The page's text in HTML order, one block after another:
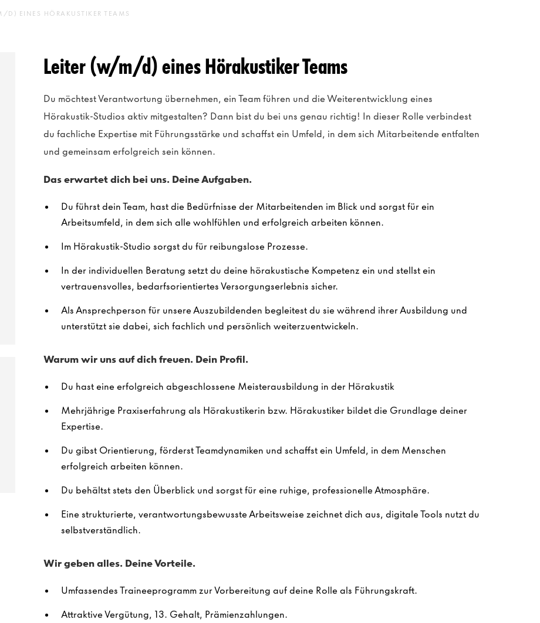
D) EINES HÖRAKUSTIKER TEAMS
Leiter (w/m/d) eines Hörakustiker Teams
Du möchtest Verantwortung übernehmen, ein Team führen und die Weiterentwicklung eines
Hörakustik-Studios aktiv mitgestalten? Dann bist du bei uns genau richtig! In dieser Rolle verbindest
du fachliche Expertise mit Führungsstärke und schaffst ein Umfeld, in dem sich Mitarbeitende entfalten
und gemeinsam erfolgreich sein können.
Das erwartet dich bei uns. Deine Aufgaben.
Du führst dein Team, hast die Bedürfnisse der Mitarbeitenden im Blick und sorgst für ein
Arbeitsumfeld, in dem sich alle wohlfühlen und erfolgreich arbeiten können.
Im Hörakustik-Studio sorgst du für reibungslose Prozesse.
In der individuellen Beratung setzt du deine hörakustische Kompetenz ein und stellst ein
vertrauensvolles, bedarfsorientiertes Versorgungserlebnis sicher.
Als Ansprechperson für unsere Auszubildenden begleitest du sie während ihrer Ausbildung und
unterstützt sie dabei, sich fachlich und persönlich weiterzuentwickeln.
Warum wir uns auf dich freuen. Dein Profil.
Du hast eine erfolgreich abgeschlossene Meisterausbildung in der Hörakustik
Mehrjährige Praxiserfahrung als Hörakustikerin bzw. Hörakustiker bildet die Grundlage deiner
Expertise.
Du gibst Orientierung, förderst Teamdynamiken und schaffst ein Umfeld, in dem Menschen
erfolgreich arbeiten können.
Du behältst stets den Überblick und sorgst für eine ruhige, professionelle Atmosphäre.
Eine strukturierte, verantwortungsbewusste Arbeitsweise zeichnet dich aus, digitale Tools nutzt du
selbstverständlich.
Wir geben alles. Deine Vorteile.
Umfassendes Traineeprogramm zur Vorbereitung auf deine Rolle als Führungskraft.
Attraktive Vergütung, 13. Gehalt, Prämienzahlungen.